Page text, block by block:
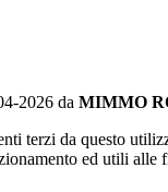
2026 da MIMMO
terzi da questo
ed utili alle